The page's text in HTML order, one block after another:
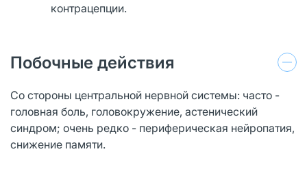
контрацепции.
Побочные действия
Со стороны центральной нервной системы: часто -
головная боль, головокружение, астенический
синдром; очень редко - периферическая нейропатия,
снижение памяти.